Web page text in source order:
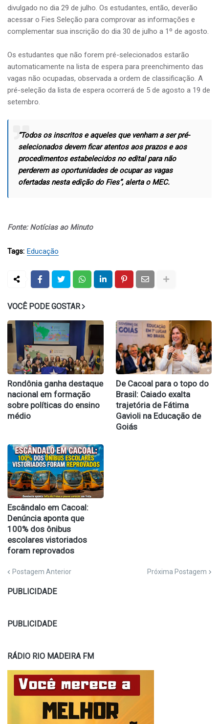
divulgado no dia 29 de julho. Os estudantes, então, deverão
acessar o Fies Seleção para comprovar as informações e
complementar sua inscrição do dia 30 de julho a 1º de agosto.
Os estudantes que não forem pré-selecionados estarão
automaticamente na lista de espera para preenchimento das
vagas não ocupadas, observada a ordem de classificação. A
pré-seleção da lista de espera ocorrerá de 5 de agosto a 19 de
setembro.
“Todos os inscritos e aqueles que venham a ser pré-
selecionados devem ficar atentos aos prazos e aos
procedimentos estabelecidos no edital para não
perderem as oportunidades de ocupar as vagas
ofertadas nesta edição do Fies”, alerta o MEC.
Fonte: Notícias ao Minuto
Tags: Educação
VOCÊ PODE GOSTAR
Rondônia ganha destaque
nacional em formação
sobre políticas do ensino
médio
De Cacoal para o topo do
Brasil: Caiado exalta
trajetória de Fátima
Gavioli na Educação de
Goiás
Escândalo em Cacoal:
Denúncia aponta que
100% dos ônibus
escolares vistoriados
foram reprovados
Postagem Anterior Próxima Postagem
PUBLICIDADE
PUBLICIDADE
RÁDIO RIO MADEIRA FM